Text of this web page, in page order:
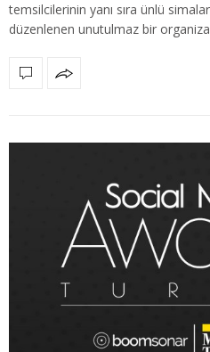
temsilcilerinin yanı sıra ünlü
düzenlenen unutulmaz bir